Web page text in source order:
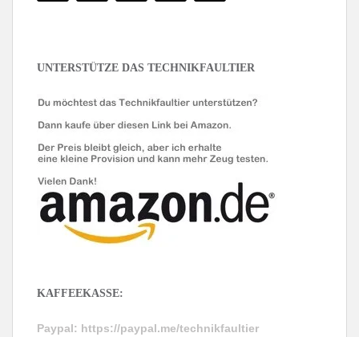
UNTERSTÜTZE DAS TECHNIKFAULTIER
KAFFEEKASSE:
Paypal: https://paypal.me/technikfaultier